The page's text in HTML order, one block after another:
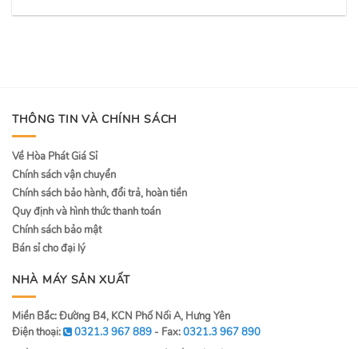
THÔNG TIN VÀ CHÍNH SÁCH
Về Hòa Phát Giá Sỉ
Chính sách vận chuyển
Chính sách bảo hành, đổi trả, hoàn tiền
Quy định và hình thức thanh toán
Chính sách bảo mật
Bán sỉ cho đại lý
NHÀ MÁY SẢN XUẤT
Miền Bắc: Đường B4, KCN Phố Nối A, Hưng Yên
Điện thoại:
0321.3 967 889 - Fax:0321.3 967 890